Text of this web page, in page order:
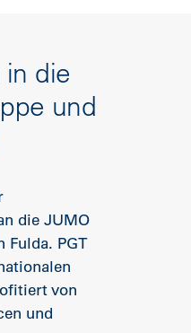
die
und
die JUMO
Fulda. PGT
von
und